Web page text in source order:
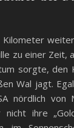
Kilometer
zu einer Zeit,
sorgte, den
Wal jagt.
nördlich von
ihre